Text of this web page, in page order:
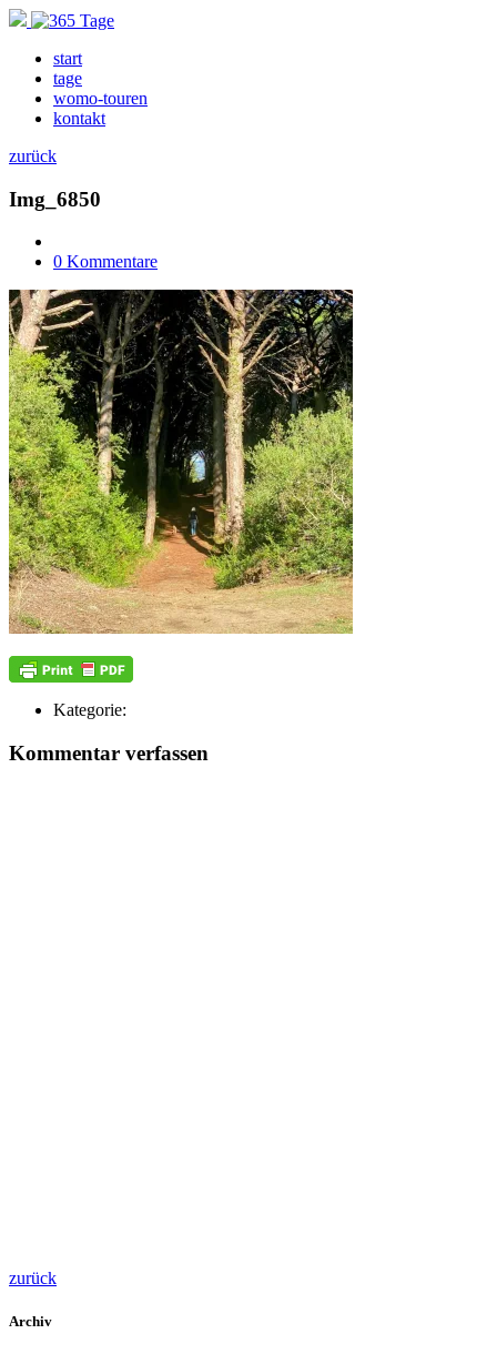
start
tage
womo-touren
kontakt
zurück
Img_6850
0 Kommentare
Kategorie:
Kommentar verfassen
zurück
Archiv